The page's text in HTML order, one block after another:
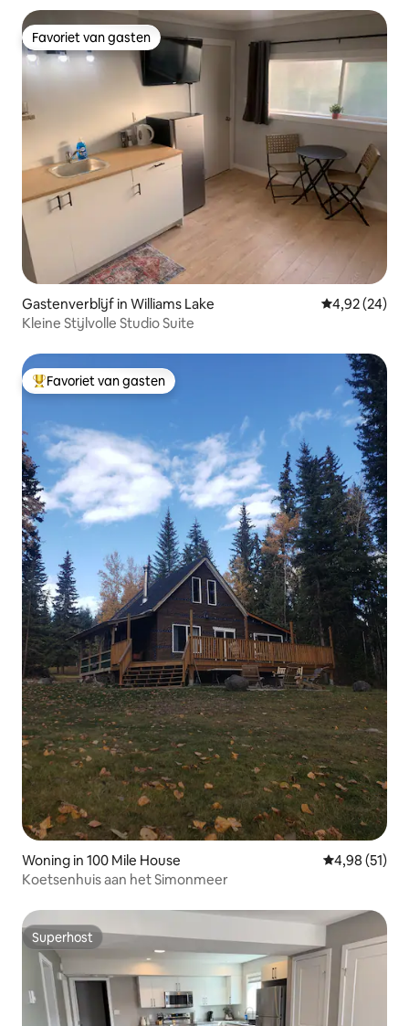
Favoriet van gasten
Favoriet van gasten
Gastenverblijf in Williams Lake Gemiddelde
4,92 (24)
Kleine Stijlvolle Studio Suite
Topfavoriet van gasten
Favoriet van gasten
Woning in 100 Mile House Gemiddelde
4,98 (51)
Koetsenhuis aan het Simonmeer
Superhost
Superhost